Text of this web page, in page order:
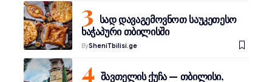
სად დავაგემოვნოთ საუკეთესო
ხაჭაპური თბილისში
BySheniTbilisi.ge
შავთელის ქუჩა — თბილისი,